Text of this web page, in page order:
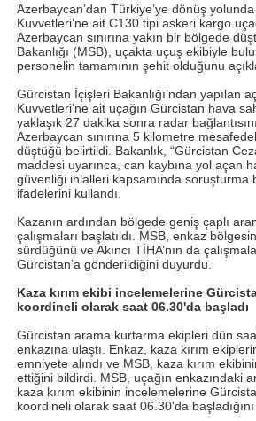
Azerbaycan’dan Türkiye’ye dönüş
Kuvvetleri’ne ait C130 tipi askeri kargo
Azerbaycan sınırına yakın bir bölgede
Bakanlığı (MSB), uçakta uçuş ekibiyle
personelin tamamının şehit olduğunu
Gürcistan İçişleri Bakanlığı’ndan yapılan
Kuvvetleri’ne ait uçağın Gürcistan hava
yaklaşık 27 dakika sonra radar
Azerbaycan sınırına 5 kilometre
düştüğü belirtildi. Bakanlık, “Gürcistan
maddesi uyarınca, can kaybına yol açan
güvenliği ihlalleri kapsamında soruşturma
ifadelerini kullandı.
Kazanın ardından bölgede geniş çaplı
çalışmaları başlatıldı. MSB, enkaz
sürdüğünü ve Akıncı TİHA’nın da
Gürcistan’a gönderildiğini duyurdu.
Kaza kırım ekibi incelemelerine
koordineli olarak saat 06.30'da başladı
Gürcistan arama kurtarma ekipleri dün
enkazına ulaştı. Enkaz, kaza kırım
emniyete alındı ve MSB, kaza kırım
ettiğini bildirdi. MSB, uçağın enkazındaki
kaza kırım ekibinin incelemelerine
koordineli olarak saat 06.30'da